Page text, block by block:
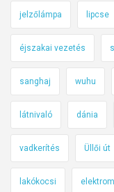
jelzőlámpa lipcse
éjszakai vezetés
sanghaj wuhu
látnivaló dánia
vadkerítés Üllői út
lakókocsi